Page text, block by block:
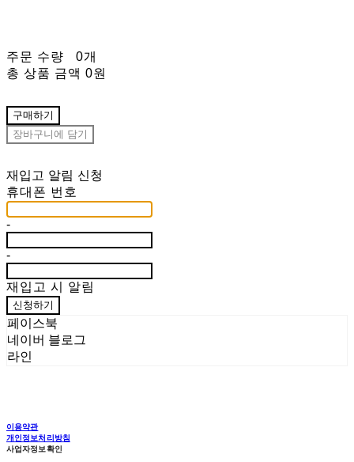
주문 수량
0개
총 상품 금액 0원
구매하기
장바구니에 담기
재입고 알림 신청
휴대폰 번호
-
-
재입고 시 알림
신청하기
페이스북
네이버 블로그
라인
이용약관
개인정보처리방침
사업자정보확인